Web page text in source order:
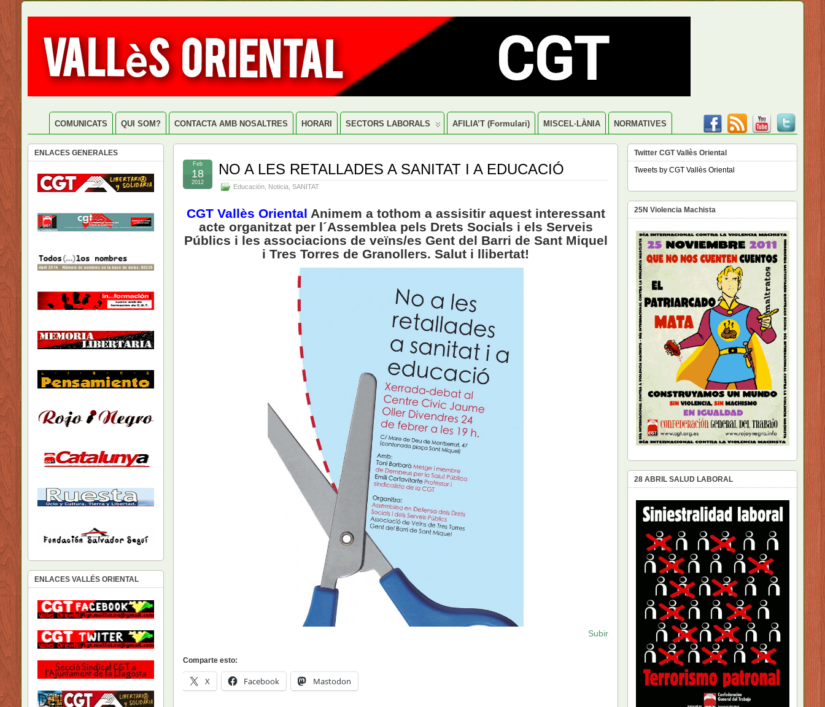
COMUNICATS QUI SOM? CONTACTA AMB NOSALTRES HORARI SECTORS LABORALS AFILIA’T (formulari) MISCEL·LÀNIA NORMATIVES
NO A LES RETALLADES A SANITAT I A EDUCACIÓ
Educación Noticia SANITAT
Feb
18
2012
CGT Vallès Oriental Animem a tothom a assisitir aquest interessant
acte organitzat per l´Assemblea pels Drets Socials i els Serveis
Públics i les associacions de veïns/es Gent del Barri de Sant Miquel
i Tres Torres de Granollers. Salut i llibertat!
Subir
Comparte esto:
X Facebook Mastodon
ENLACES GENERALES
ENLACES VALLÉS ORIENTAL
Twitter CGT Vallès Oriental
Tweets by CGT Vallès Oriental
25N Violencia Machista
28 ABRIL SALUD LABORAL